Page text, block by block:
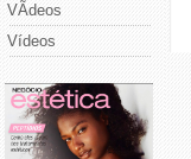
VÃ­deos
Vídeos